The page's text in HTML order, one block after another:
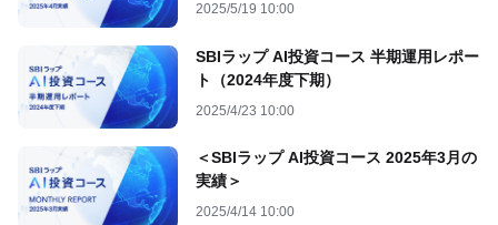
2025/5/19 10:00
SBIラップ AI投資コース 半期運用レポー
ト（2024年度下期）
2025/4/23 10:00
＜SBIラップ AI投資コース 2025年3月の
実績＞
2025/4/14 10:00